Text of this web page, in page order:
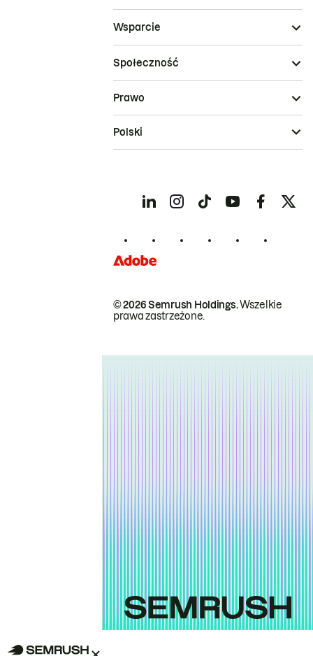
Wsparcie
Społeczność
© 2026 Semrush Holdings.Wszelkie
prawa zastrzeżone.
Prawo
Polski